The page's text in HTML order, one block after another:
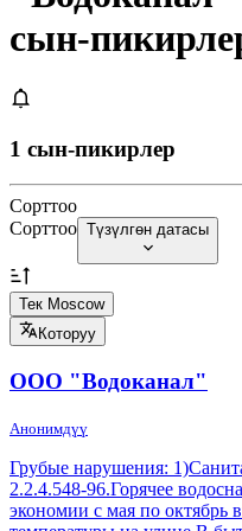
сын-
1 сын-пикирлер
Сорттоо
Сорттоо Түзүлгөн датасы
Тек Moscow
Которуу
ООО "Водоканал"
Анонимдүү
Грубые нарушения:
2.2.4.548-96.Горячее
экономии с мая по октябрь